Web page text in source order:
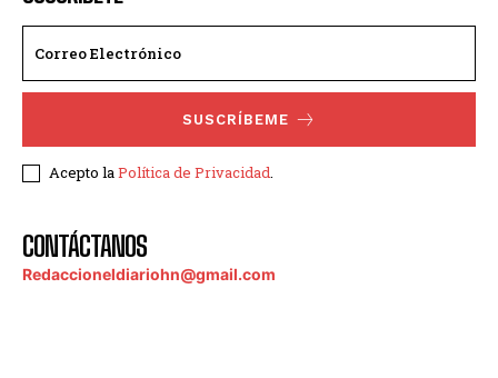
SUSCRÍBEME
Acepto laPolítica de Privacidad.
CONTÁCTANOS
Redaccioneldiariohn@gmail.com